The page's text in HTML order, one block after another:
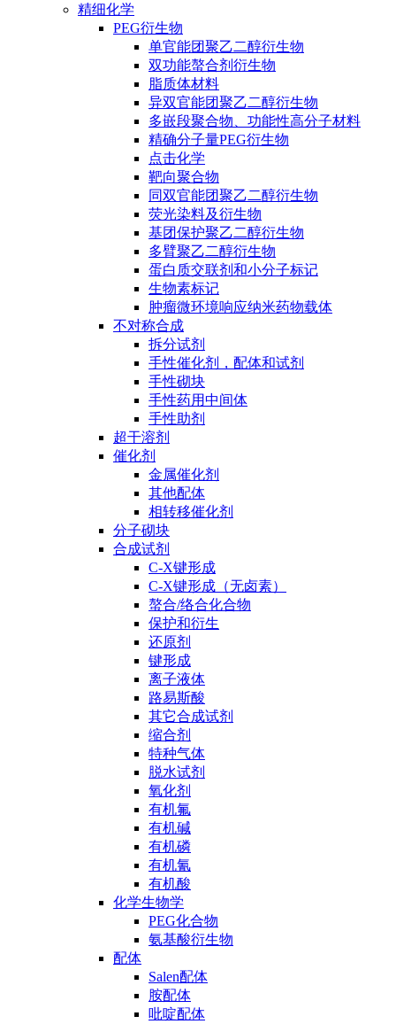
精细化学
PEG衍生物
单官能团聚乙二醇衍生物
双功能螯合剂衍生物
脂质体材料
异双官能团聚乙二醇衍生物
多嵌段聚合物、功能性高分子材料
精确分子量PEG衍生物
点击化学
靶向聚合物
同双官能团聚乙二醇衍生物
荧光染料及衍生物
基团保护聚乙二醇衍生物
多臂聚乙二醇衍生物
蛋白质交联剂和小分子标记
生物素标记
肿瘤微环境响应纳米药物载体
不对称合成
拆分试剂
手性催化剂，配体和试剂
手性砌块
手性药用中间体
手性助剂
超干溶剂
催化剂
金属催化剂
其他配体
相转移催化剂
分子砌块
合成试剂
C-X键形成
C-X键形成（无卤素）
螯合/络合化合物
保护和衍生
还原剂
键形成
离子液体
路易斯酸
其它合成试剂
缩合剂
特种气体
脱水试剂
氧化剂
有机氟
有机碱
有机磷
有机氰
有机酸
化学生物学
PEG化合物
氨基酸衍生物
配体
Salen配体
胺配体
吡啶配体